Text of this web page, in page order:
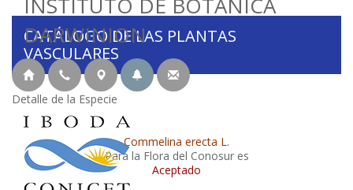
DARWINION
CATÁLOGO DE LAS PLANTAS
VASCULARES
Detalle de la Especie
Commelina erecta L.
Para la Flora del Conosur es
Aceptado